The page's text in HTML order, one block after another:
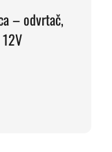
– odvrtač,